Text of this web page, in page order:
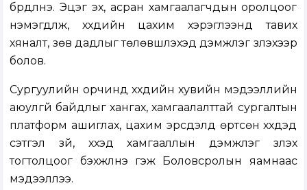
бүрдүүлнэ. Эцэг эх, асран хамгаалагчдын оролцоог
нэмэгдүүлж, хүүхдийн цахим хэрэглээнд тавих
хяналт, зөв дадлыг төлөвшүүлэхэд дэмжлэг үзүүлэхээр
болов.
Сургуулийн орчинд хүүхдийн хувийн мэдээллийн
аюулгүй байдлыг хангах, хамгаалалттай сургалтын
платформ ашиглах, цахим эрсдэлд өртсөн хүүхдэд
сэтгэл зүй, хүүхэд хамгааллын дэмжлэг үзүүлэх
тогтолцоог бэхжүүлнэ гэж Боловсролын яамнаас
мэдээллээ.